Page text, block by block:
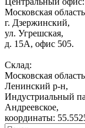
Московская
г. Дзержинский,
ул. Угрешская,
д. 15А, офис 505.
Склад:
Московская
Ленинский р-н,
Индустриальный
Андреевское,
координаты: